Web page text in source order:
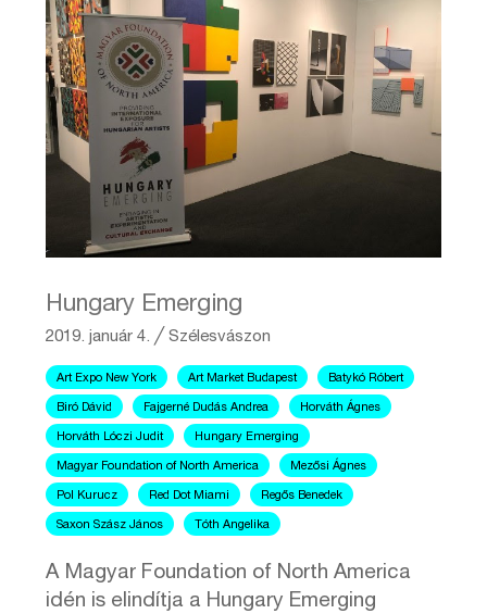
Hungary Emerging
2019. január 4. ╱Szélesvászon
Art Expo New York Art Market Budapest Batykó Róbert
Biró Dávid Fajgerné Dudás Andrea Horváth Ágnes
Horváth Lóczi Judit Hungary Emerging
Magyar Foundation of North America Mezősi Ágnes
Pol Kurucz Red Dot Miami Regős Benedek
Saxon Szász János Tóth Angelika
A Magyar Foundation of North America
idén is elindítja a Hungary Emerging